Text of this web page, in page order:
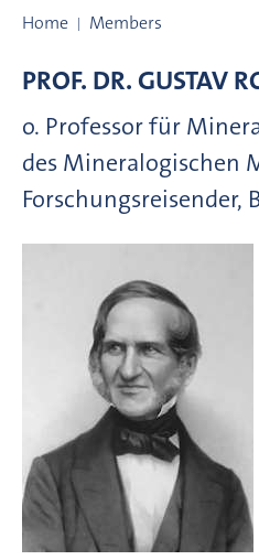
Home Members
PROF. DR.GUSTAV
o. Professor für
des Mineralogischen
Forschungsreisender,